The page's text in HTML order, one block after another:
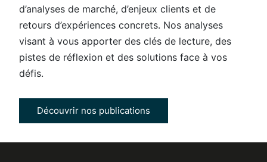
d’analyses de marché, d’enjeux clients et de
retours d’expériences concrets. Nos analyses
visant à vous apporter des clés de lecture, des
pistes de réflexion et des solutions face à vos
défis.
Découvrir nos publications